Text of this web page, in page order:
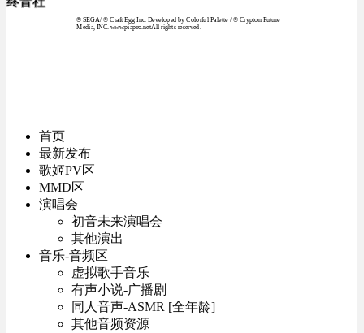
© SEGA / © Craft Egg Inc. Developed by Colorful Palette / © Crypton Future
Media, INC. www.piapro.netAll rights reserved.
首页
最新发布
歌姬PV区
MMD区
演唱会
初音未来演唱会
其他演出
音乐-音频区
虚拟歌手音乐
有声小说-广播剧
同人音声-ASMR [全年龄]
其他音频资源